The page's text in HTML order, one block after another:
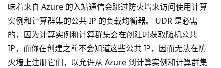
味着来自 Azure 的入站通信会跳过防火墙来访问使用计算
实例和计算群集的公共 IP 的负载均衡器。 UDR 是必需
的，因为计算实例和计算群集会在创建时获取随机公共
IP，而你在创建之前不会知道这些公共 IP，因而无法在防
火墙上注册它们，以允许从 Azure 到计算实例和计算群集